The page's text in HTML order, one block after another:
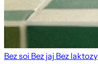
Bez soi Bez jaj Bez laktozy